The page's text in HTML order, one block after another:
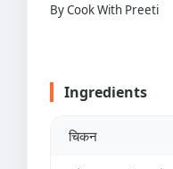
By Cook With Preeti
Ingredients
चिकन